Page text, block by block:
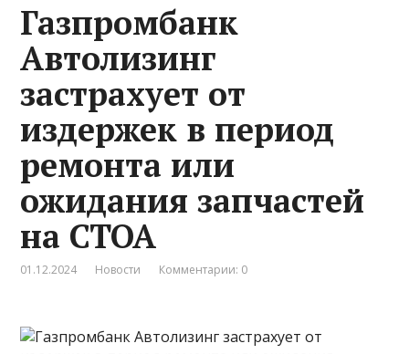
Газпромбанк
Автолизинг
застрахует от
издержек в период
ремонта или
ожидания запчастей
на СТОА
01.12.2024 Новости Комментарии: 0